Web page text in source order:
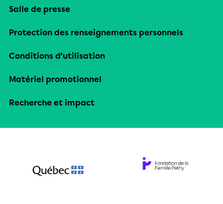
Salle de presse
Protection des renseignements personnels
Conditions d’utilisation
Matériel promotionnel
Recherche et impact